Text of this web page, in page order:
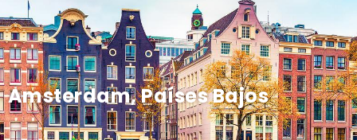
Amsterdam, Países Bajos